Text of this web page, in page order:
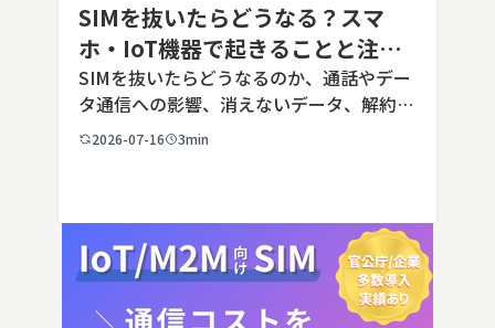
SIMを抜いたらどうなる？スマ
ホ・IoT機器で起きることと注意
点を解説
SIMを抜いたらどうなるのか、通話やデー
タ通信への影響、消えないデータ、解約や
端末譲渡時の注意点を整理。さらに法人・
2026-07-16 3min